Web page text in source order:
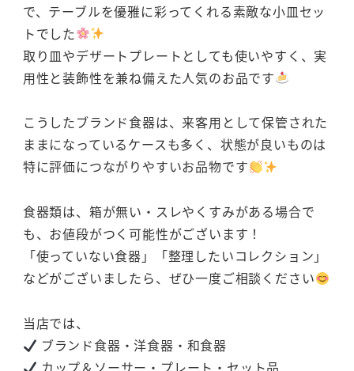
で、テーブルを優雅に彩ってくれる素敵な小皿セッ
トでした
取り皿やデザートプレートとしても使いやすく、実
用性と装飾性を兼ね備えた人気のお品です
こうしたブランド食器は、来客用として保管された
ままになっているケースも多く、状態が良いものは
特に評価につながりやすいお品物です
食器類は、箱が無い・スレやくすみがある場合で
も、お値段がつく可能性がございます！
「使っていない食器」「整理したいコレクション」
などがございましたら、ぜひ一度ご相談ください
当店では、
ブランド食器・洋食器・和食器
カップ＆ソーサー・プレート・セット品